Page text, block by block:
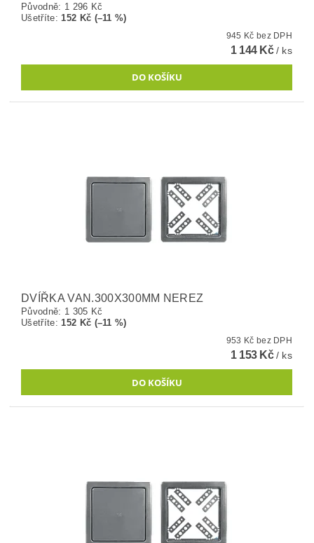
Původně: 1 296 Kč
Ušetříte: 152 Kč (–11 %)
945 Kč bez DPH
1 144 Kč/ ks
DVÍŘKA VAN.300X300MM NEREZ
Původně: 1 305 Kč
Ušetříte: 152 Kč (–11 %)
953 Kč bez DPH
1 153 Kč/ ks